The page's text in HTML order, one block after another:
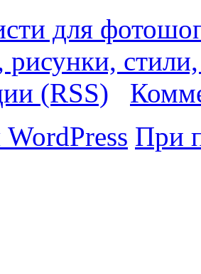
для
рисунки,
(RSS)
При